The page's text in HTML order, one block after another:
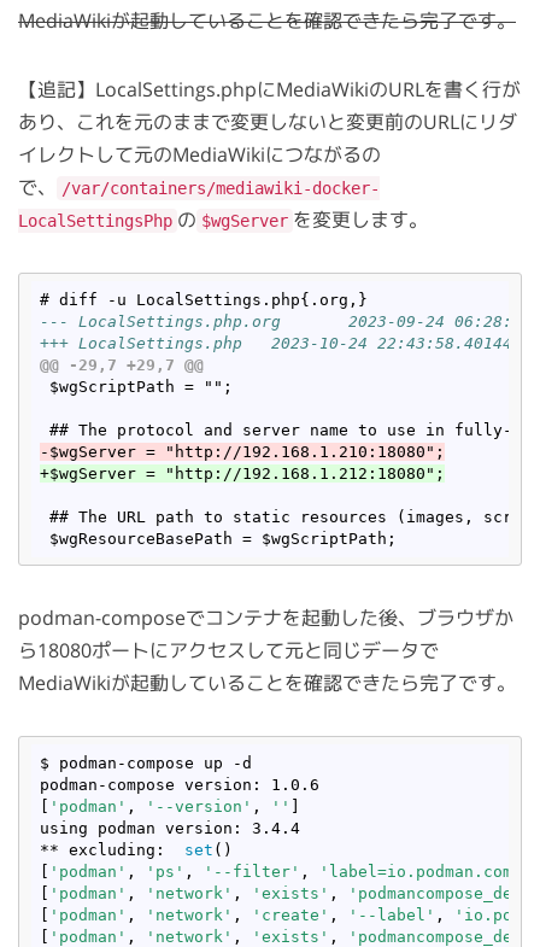
MediaWikiが起動していることを確認できたら完了です。
【追記】LocalSettings.phpにMediaWikiのURLを書く行が
あり、これを元のままで変更しないと変更前のURLにリダ
イレクトして元のMediaWikiにつながるの
で、
/var/containers/mediawiki-docker-
LocalSettingsPhp の $wgServer を変更します。
--- LocalSettings.php.org	2023-09-
+++ LocalSettings.php	2023-10-24
@@ -29,7 +29,7 @@
$wgScriptPath = "";
-$wgServer = "http://192.168.1.210:18080";
+$wgServer = "http://192.168.1.212:18080";
## The URL path to static resources (images,
podman-composeでコンテナを起動した後、ブラウザか
ら18080ポートにアクセスして元と同じデータで
MediaWikiが起動していることを確認できたら完了です。
$ podman-compose up -d
podman-compose version: 1.0.6
[ 'podman' , '--version' , '' ]
using podman version: 3.4.4
** excluding: set ()
[ 'podman' , 'ps' , '--filter' ,
[ 'podman' , 'network' , 'exists' ,
[ 'podman' , 'network' , 'create' , '--label' ,
[ 'podman' , 'network' , 'exists' ,